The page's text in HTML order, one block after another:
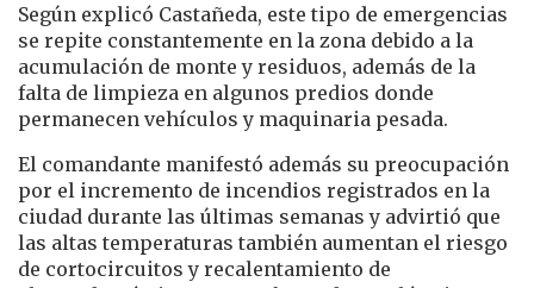
Según explicó Castañeda, este tipo de emergencias
se repite constantemente en la zona debido a la
acumulación de monte y residuos, además de la
falta de limpieza en algunos predios donde
permanecen vehículos y maquinaria pesada.
El comandante manifestó además su preocupación
por el incremento de incendios registrados en la
ciudad durante las últimas semanas y advirtió que
las altas temperaturas también aumentan el riesgo
de cortocircuitos y recalentamiento de